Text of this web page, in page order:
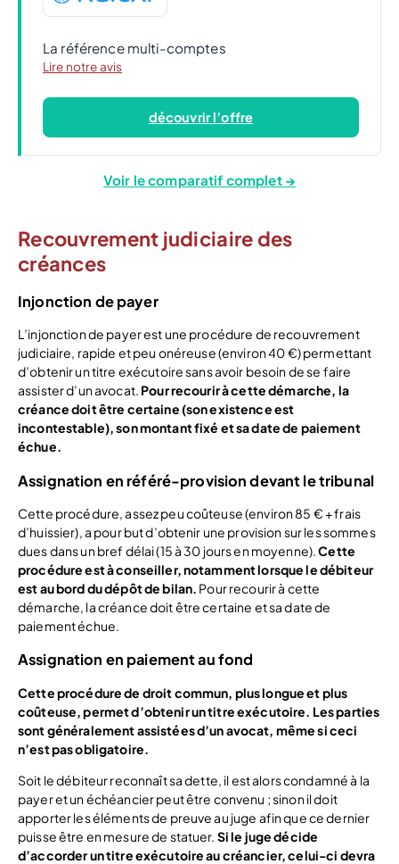
La référence multi-comptes
Lire notre avis
découvrir l’offre
Voir le comparatif complet →
Recouvrement judiciaire des
créances
Injonction de payer
L’injonction de payer est une procédure de recouvrement
judiciaire, rapide et peu onéreuse (environ 40 €) permettant
d’obtenir un titre exécutoire sans avoir besoin de se faire
assister d’un avocat. Pour recourir à cette démarche, la
créance doit être certaine (son existence est
incontestable), son montant fixé et sa date de paiement
échue.
Assignation en référé-provision devant le tribunal
Cette procédure, assez peu coûteuse (environ 85 € + frais
d’huissier), a pour but d’obtenir une provision sur les sommes
dues dans un bref délai (15 à 30 jours en moyenne).Cette
procédure est à conseiller, notamment lorsque le débiteur
est au bord du dépôt de bilan. Pour recourir à cette
démarche, la créance doit être certaine et sa date de
paiement échue.
Assignation en paiement au fond
Cette procédure de droit commun, plus longue et plus
coûteuse, permet d’obtenir un titre exécutoire. Les parties
sont généralement assistées d’un avocat, même si ceci
n’est pas obligatoire.
Soit le débiteur reconnaît sa dette, il est alors condamné à la
payer et un échéancier peut être convenu ; sinon il doit
apporter les éléments de preuve au juge afin que ce dernier
puisse être en mesure de statuer. Si le juge décide
d’accorder un titre exécutoire au créancier, celui-ci devra